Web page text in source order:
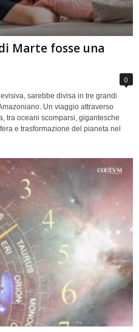
Marte fosse una
0
sarebbe divisa in tre grandi
Un viaggio attraverso
tra oceani scomparsi, gigantesche
e trasformazione del pianeta nel